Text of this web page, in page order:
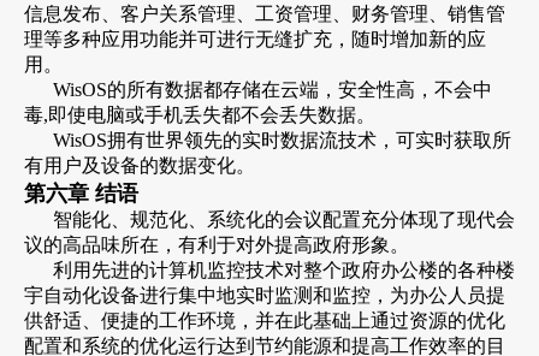
信息发布、客户关系管理、工资管理、财务管理、销售管
理等多种应用功能并可进行无缝扩充，随时增加新的应
用。
WisOS的所有数据都存储在云端，安全性高，不会中
毒,即使电脑或手机丢失都不会丢失数据。
WisOS拥有世界领先的实时数据流技术，可实时获取所
有用户及设备的数据变化。
第六章 结语
智能化、规范化、系统化的会议配置充分体现了现代会
议的高品味所在，有利于对外提高政府形象。
利用先进的计算机监控技术对整个政府办公楼的各种楼
宇自动化设备进行集中地实时监测和监控，为办公人员提
供舒适、便捷的工作环境，并在此基础上通过资源的优化
配置和系统的优化运行达到节约能源和提高工作效率的目